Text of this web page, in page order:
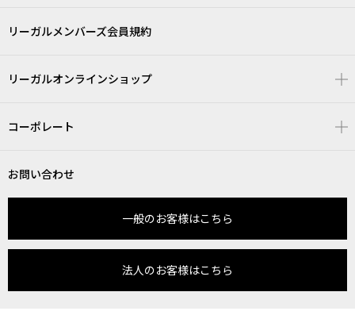
リーガルメンバーズ会員規約
リーガルオンラインショップ
コーポレート
お問い合わせ
一般のお客様はこちら
法人のお客様はこちら